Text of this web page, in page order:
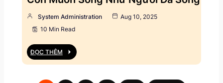
System Administration
Aug 10, 2025
10 Min Read
ĐỌC THÊM